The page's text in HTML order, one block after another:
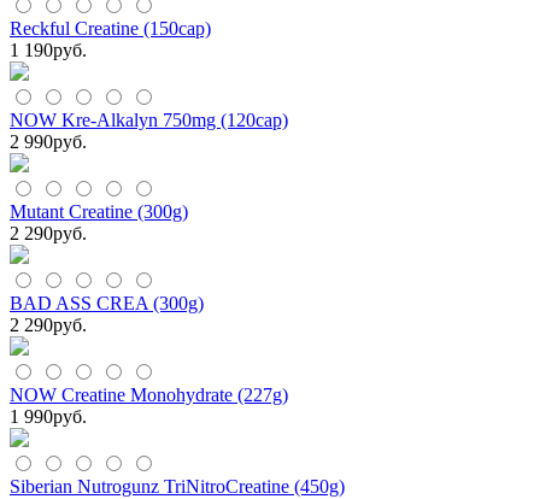
Reckful Creatine (150cap)
1 190руб.
NOW Kre-Alkalyn 750mg (120cap)
2 990руб.
Mutant Creatine (300g)
2 290руб.
BAD ASS CREA (300g)
2 290руб.
NOW Creatine Monohydrate (227g)
1 990руб.
Siberian Nutrogunz TriNitroCreatine (450g)